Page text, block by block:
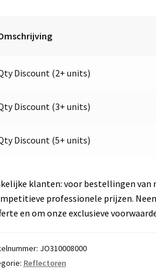
Discount (2+ units)
Discount (3+ units)
Discount (5+ units)
klanten: voor bestellingen van
professionele prijzen.
en om onze exclusieve
JO310008000
Reflectoren